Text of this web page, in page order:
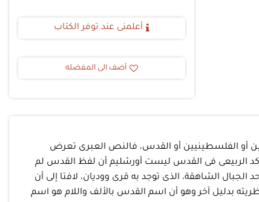
أعلمنى عند توفر الكتاب
أضف الى المفضله
أو الفلسطينيين أو القدس، فالنص العبرى تعرض
الربيعى فى القدس ليست أورشليم أن لفظ القدس لم
الشاهقة، الذى توجد به قرى ووديان، لافتا إلى أن
بدليل آخر وهو أن اسم القدس بالألف واللام هو اسم